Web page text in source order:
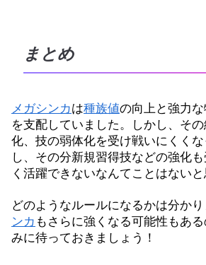
まとめ
メガシンカは種族値の向上と強力
を支配していました。しかし、そ
化、技の弱体化を受け戦いにくく
し、その分新規習得技などの強化
く活躍できないなんてことはないと
どのようなルールになるかは分かり
ンカ もさらに強くなる可能性もあ
みに待っておきましょう！